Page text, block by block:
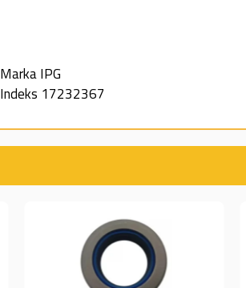
MarkaIPG
Indeks 17232367